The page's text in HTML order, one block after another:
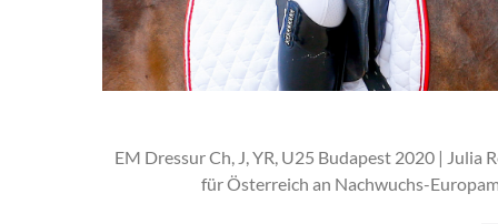
EM Dressur Ch, J, YR, U25 Budapest 2020 |
für Österreich an Nachwuchs-